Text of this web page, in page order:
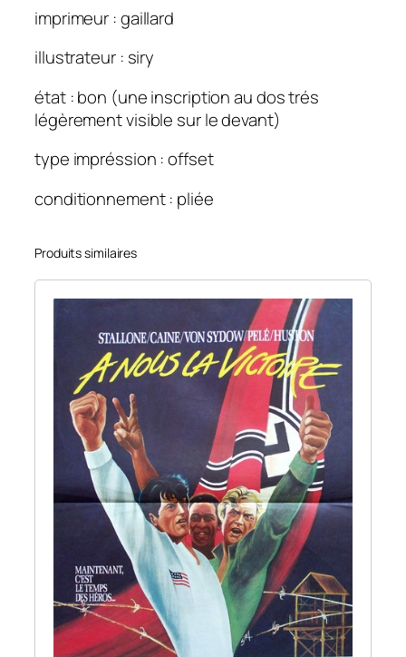
imprimeur : gaillard
illustrateur : siry
état : bon (une inscription au dos trés
légèrement visible sur le devant)
type impréssion : offset
conditionnement : pliée
Produits similaires